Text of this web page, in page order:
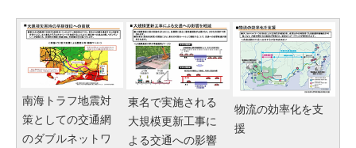
南海トラフ地震対
策としての交通網
のダブルネットワ
東名で実施される
大規模更新工事に
よる交通への影響
物流の効率化を支
援